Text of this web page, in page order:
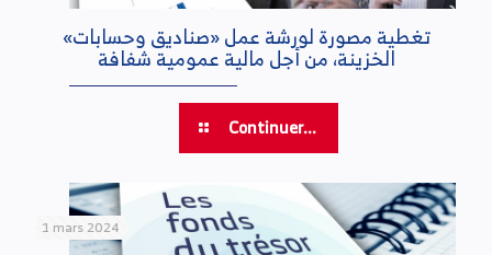
«تغطية مصورة لورشة عمل «صناديق وحسابات
الخزينة، من أجل مالية عمومية شفافة
Continuer...
1 mars 2024